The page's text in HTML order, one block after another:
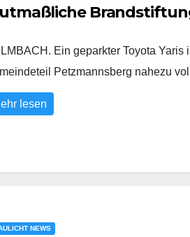
Ein geparkter Toyota
Petzmannsberg nahezu
lesen
NEWS